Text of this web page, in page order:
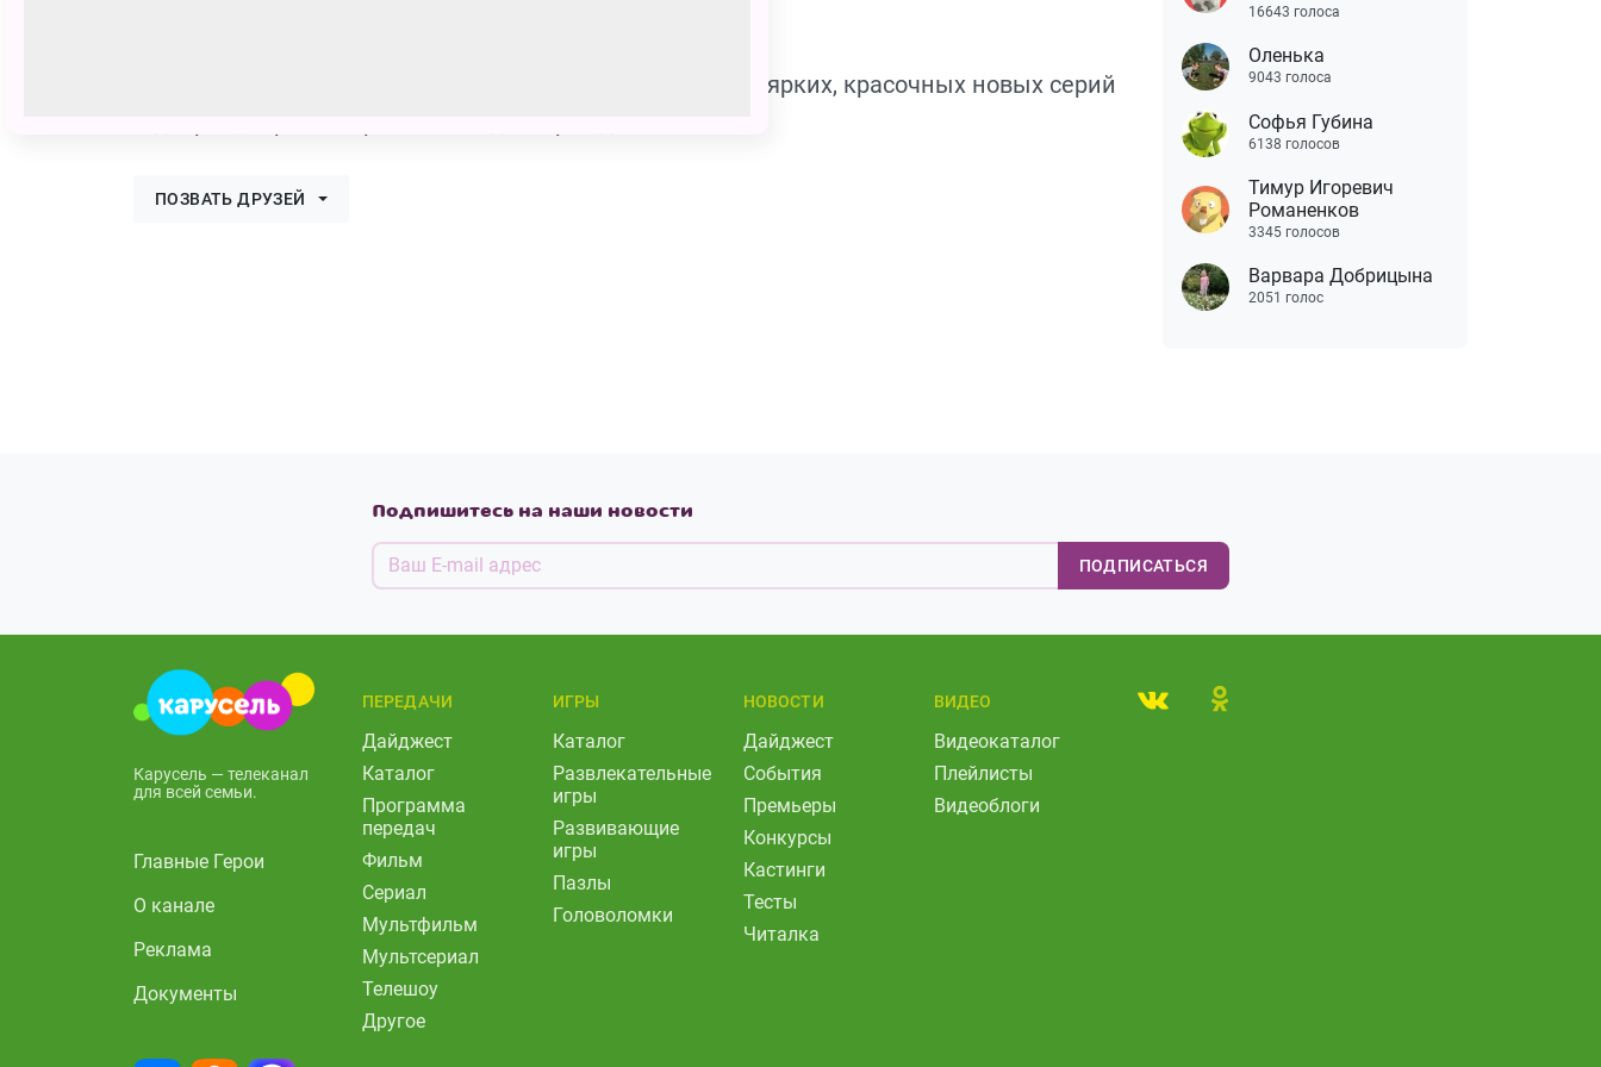
Это один из моих любимых мультфильмов. Желаю ему ярких, красочных новых серий
ПОЗВАТЬ ДРУЗЕЙ
16643 голоса
Оленька
9043 голоса
Софья Губина
6138 голосов
Тимур Игоревич
Романенков
3345 голосов
Варвара Добрицына
2051 голос
Подпишитесь на наши новости
ПОДПИСАТЬСЯ
Карусель — телеканал
для всей семьи.
Главные Герои
О канале
Реклама
Документы
ПЕРЕДАЧИ
Дайджест
Каталог
Программа
передач
Фильм
Сериал
Мультфильм
Мультсериал
Телешоу
Другое
ИГРЫ
Каталог
Развлекательные
игры
Развивающие
игры
Пазлы
Головоломки
НОВОСТИ
Дайджест
События
Премьеры
Конкурсы
Кастинги
Тесты
Читалка
ВИДЕО
Видеокаталог
Плейлисты
Видеоблоги